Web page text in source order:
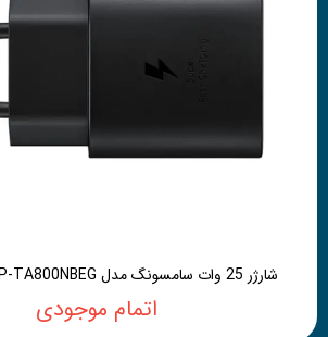
شارژر 25 وات سامسونگ مدل EP-TA800NBEG (کپی AAA)
اتمام موجودی